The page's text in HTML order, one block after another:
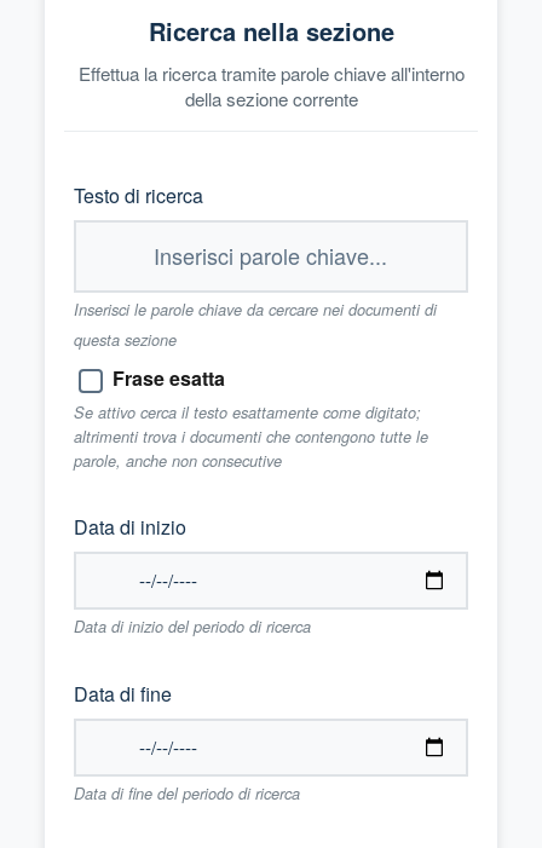
Ricerca nella sezione
Effettua la ricerca tramite parole chiave all'interno
della sezione corrente
Testo di ricerca
Inserisci le parole chiave da cercare nei documenti di
questa sezione
Frase esatta
Se attivo cerca il testo esattamente come digitato;
altrimenti trova i documenti che contengono tutte le
parole, anche non consecutive
Data di inizio
Data di inizio del periodo di ricerca
Data di fine
Data di fine del periodo di ricerca